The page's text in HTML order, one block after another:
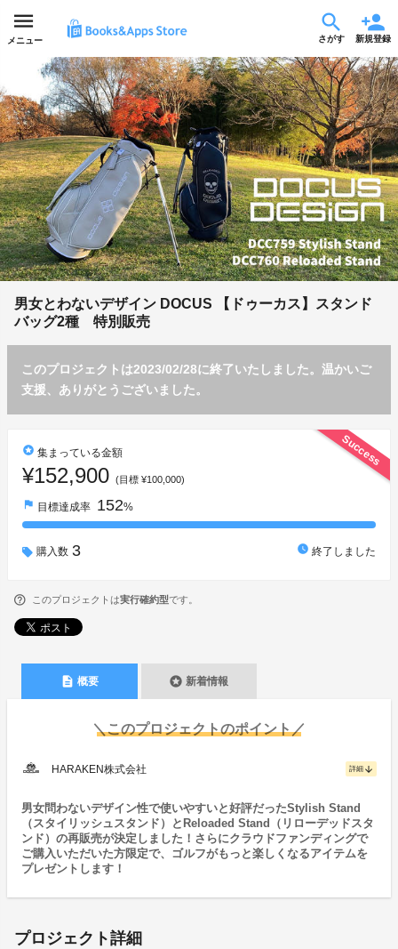
メニュー さがす 新規登録
男女とわないデザイン DOCUS 【ドゥーカス】スタンド
バッグ2種 特別販売
このプロジェクトは2023/02/28に終了いたしました。温かいご
支援、ありがとうございました。
Success
stars 集まっている金額
¥152,900 (目標 ¥100,000)
flag 目標達成率 152%
購入数 3 watch_later 終了しました
このプロジェクトは実行確約型です。
description 概要 stars 新着情報
＼このプロジェクトのポイント／
HARAKEN株式会社 詳細 arrow_downward
男女問わないデザイン性で使いやすいと好評だったStylish Stand
（スタイリッシュスタンド）とReloaded Stand（リローデッドスタ
ンド）の再販売が決定しました！さらにクラウドファンディングで
ご購入いただいた方限定で、ゴルフがもっと楽しくなるアイテムを
プレゼントします！
プロジェクト詳細